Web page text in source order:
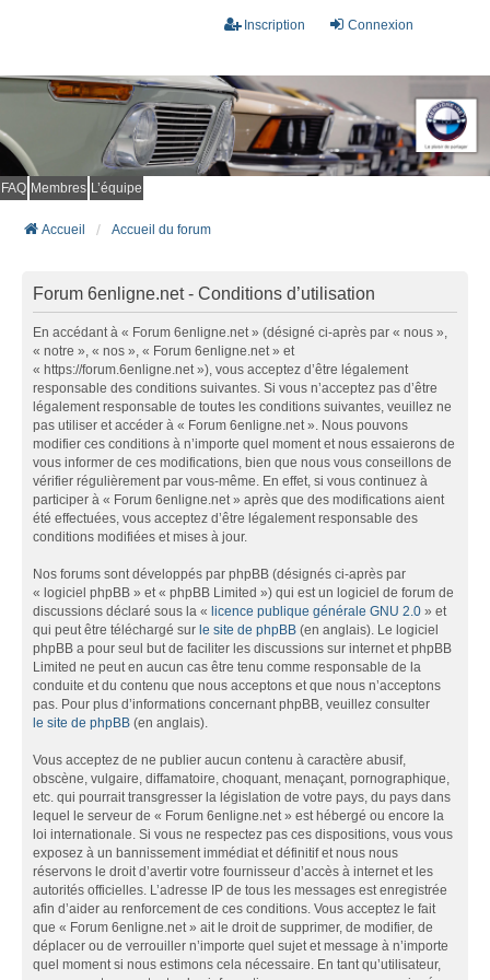
Connexion
Inscription
FAQ Membres L’équipe
Accueil Accueil du forum
Forum 6enligne.net - Conditions d’utilisation
En accédant à « Forum 6enligne.net » (désigné ci-après par « nous »,
« notre », « nos », « Forum 6enligne.net » et
« https://forum.6enligne.net »), vous acceptez d’être légalement
responsable des conditions suivantes. Si vous n’acceptez pas d’être
légalement responsable de toutes les conditions suivantes, veuillez ne
pas utiliser et accéder à « Forum 6enligne.net ». Nous pouvons
modifier ces conditions à n’importe quel moment et nous essaierons de
vous informer de ces modifications, bien que nous vous conseillons de
vérifier régulièrement par vous-même. En effet, si vous continuez à
participer à « Forum 6enligne.net » après que des modifications aient
été effectuées, vous acceptez d’être légalement responsable des
conditions modifiées et mises à jour.
Nos forums sont développés par phpBB (désignés ci-après par
« logiciel phpBB » et « phpBB Limited ») qui est un logiciel de forum de
discussions déclaré sous la « licence publique générale GNU 2.0 » et
qui peut être téléchargé sur le site de phpBB (en anglais). Le logiciel
phpBB a pour seul but de faciliter les discussions sur internet et phpBB
Limited ne peut en aucun cas être tenu comme responsable de la
conduite et du contenu que nous acceptons et que nous n’acceptons
pas. Pour plus d’informations concernant phpBB, veuillez consulter
le site de phpBB (en anglais).
Vous acceptez de ne publier aucun contenu à caractère abusif,
obscène, vulgaire, diffamatoire, choquant, menaçant, pornographique,
etc. qui pourrait transgresser la législation de votre pays, du pays dans
lequel le serveur de « Forum 6enligne.net » est hébergé ou encore la
loi internationale. Si vous ne respectez pas ces dispositions, vous vous
exposez à un bannissement immédiat et définitif et nous nous
réservons le droit d’avertir votre fournisseur d’accès à internet et les
autorités officielles. L’adresse IP de tous les messages est enregistrée
afin d’aider au renforcement de ces conditions. Vous acceptez le fait
que « Forum 6enligne.net » ait le droit de supprimer, de modifier, de
déplacer ou de verrouiller n’importe quel sujet et message à n’importe
quel moment si nous estimons cela nécessaire. En tant qu’utilisateur,